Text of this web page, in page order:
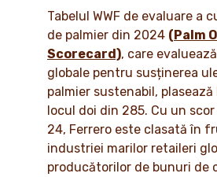
Tabelul WWF de evaluare a
de palmier din 2024 (Palm
Scorecard), care
globale pentru susținerea
palmier sustenabil, plasează
locul doi din 285. Cu un
24, Ferrero este clasată în
industriei marilor retaileri
producătorilor de bunuri de